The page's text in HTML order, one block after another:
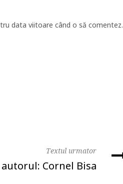
data viitoare când o să comentez.
Textul urmator
autorul: Cornel Bisa